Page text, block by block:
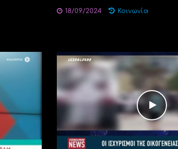
18/09/2024 Κοινωνία